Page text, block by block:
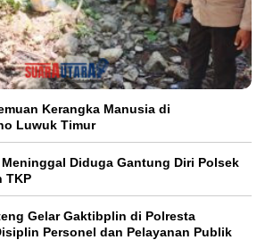
Kerangka Manusia di
Luwuk Timur
Diduga Gantung Diri Polsek
TKP
Gelar Gaktibplin di Polresta
Personel dan Pelayanan Publik